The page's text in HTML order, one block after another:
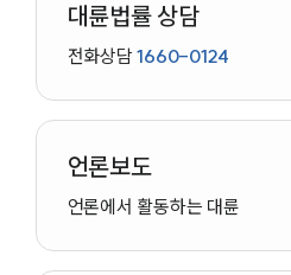
대륜법률 상담
전화상담1660-0124
언론보도
언론에서 활동하는 대륜